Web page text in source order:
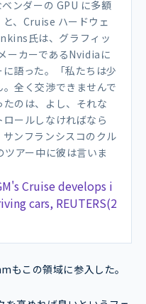
ンダーの GPU に多額
、Cruise ハードウェ
氏は、グラフィッ
ーカーであるNvidiaに
語った。「私たちは少
全く交渉できませんで
のは、よし、それな
ールしなければなら
ンフランシスコのクル
アー中に彼は言いま
Cruise develops i
cars, REUTERS(2
もこの領域に参入した。